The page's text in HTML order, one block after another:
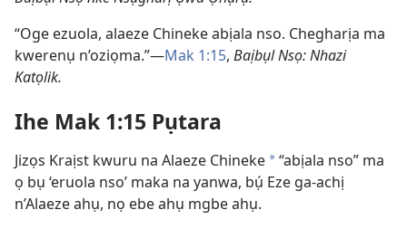
“Oge ezuola, alaeze Chineke abịala nso. Chegharịa ma
kwerenụ n’oziọma.”​—Mak 1:​15, Baịbụl Nsọ: Nhazi
Katọlik.
Ihe Mak 1:15 Pụtara
Jizọs Kraịst kwuru na Alaeze Chineke a“abịala nso” ma
ọ bụ ‘eruola nso’ maka na yanwa, bụ́ Eze ga-achị
n’Alaeze ahụ, nọ ebe ahụ mgbe ahụ.